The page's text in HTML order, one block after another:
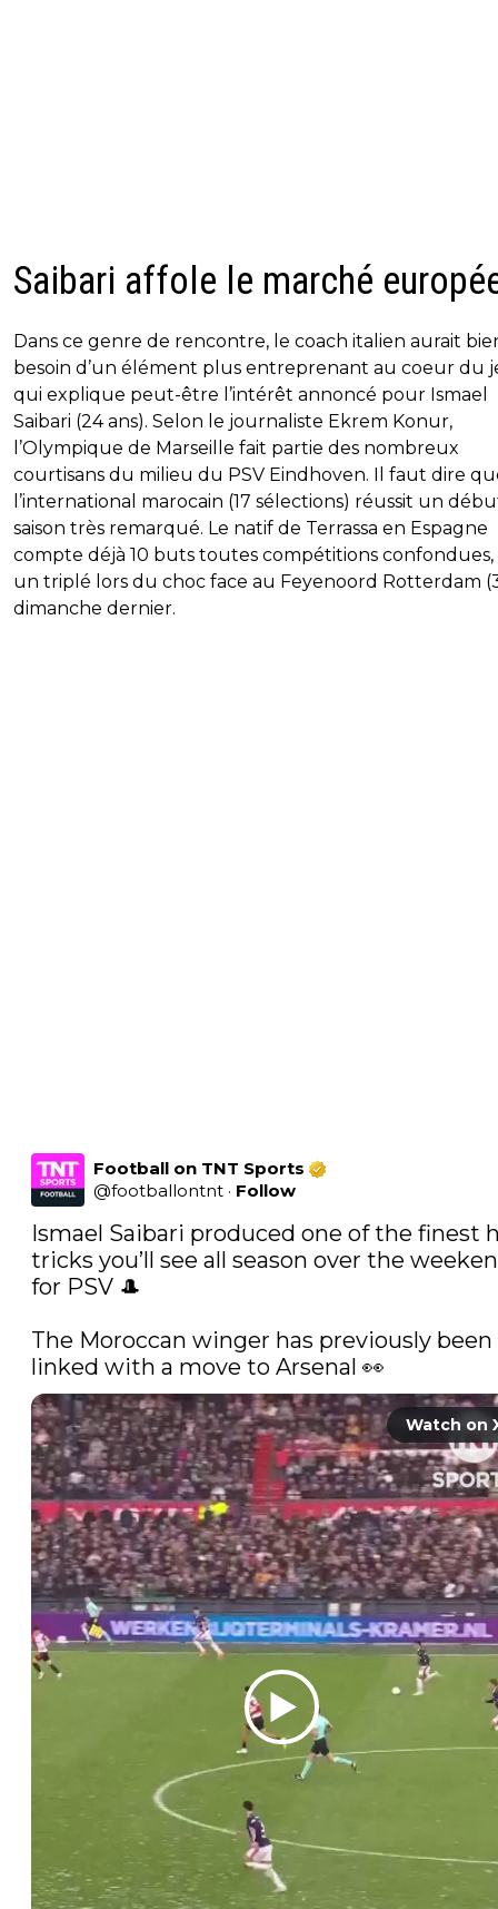
Saibari affole le marché
Dans ce genre de rencontre, le coach italien aurait
besoin d’un élément plus entreprenant au coeur du
qui explique peut-être l’intérêt annoncé pour Ismael
Saibari (24 ans). Selon le journaliste Ekrem Konur,
l’Olympique de Marseille fait partie des nombreux
courtisans du milieu du PSV Eindhoven. Il faut dire
l’international marocain (17 sélections) réussit un
saison très remarqué. Le natif de Terrassa en Espagne
compte déjà 10 buts toutes compétitions
un triplé lors du choc face au Feyenoord Rotterdam
dimanche dernier.
Football on TNT Sports
@footballontnt · Follow
Ismael Saibari produced one of the finest
tricks you’ll see all season over the
for PSV 🎩
The Moroccan winger has previously been
linked with a move to Arsenal 👀
Watch on